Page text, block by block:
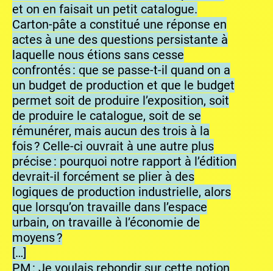
et on en faisait un petit catalogue.
Carton-pâte a constitué une réponse en
actes à une des questions persistante à
laquelle nous étions sans cesse
confrontés : que se passe-t-il quand on a
un budget de production et que le budget
permet soit de produire l’exposition, soit
de produire le catalogue, soit de se
rémunérer, mais aucun des trois à la
fois ? Celle-ci ouvrait à une autre plus
précise : pourquoi notre rapport à l’édition
devrait-il forcément se plier à des
logiques de production industrielle, alors
que lorsqu’on travaille dans l’espace
urbain, on travaille à l’économie de
moyens ?
[…]